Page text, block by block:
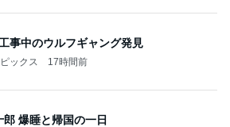
事中のウルフギャング発見
ックス 17時間前
郎 爆睡と帰国の一日